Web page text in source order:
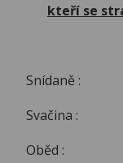
kteří se
Snídaně :
Svačina :
Oběd :